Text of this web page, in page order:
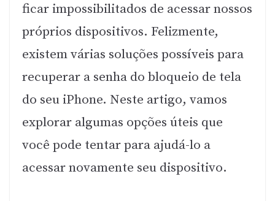
ficar impossibilitados de acessar nossos
próprios dispositivos. Felizmente,
existem várias soluções possíveis para
recuperar a senha do bloqueio de tela
do seu iPhone. Neste artigo, vamos
explorar algumas opções úteis que
você pode tentar para ajudá-lo a
acessar novamente seu dispositivo.